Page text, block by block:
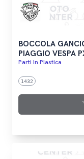
BOCCOLA
PIAGGIO VESPA
Parti In Plastica
1432